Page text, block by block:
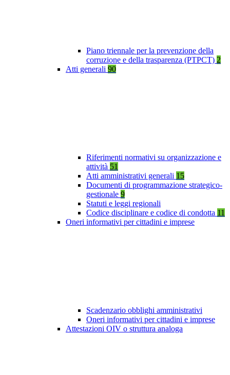
Piano triennale per la prevenzione della
corruzione e della trasparenza (PTPCT) 2
Atti generali 90
Riferimenti normativi su organizzazione e
attività 51
Atti amministrativi generali 15
Documenti di programmazione strategico-
gestionale 9
Statuti e leggi regionali
Codice disciplinare e codice di condotta 11
Oneri informativi per cittadini e imprese
Scadenzario obblighi amministrativi
Oneri informativi per cittadini e imprese
Attestazioni OIV o struttura analoga